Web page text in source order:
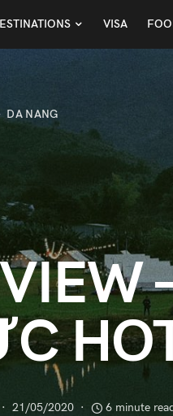
VISA
DA NANG
21/05/2020 6 minute